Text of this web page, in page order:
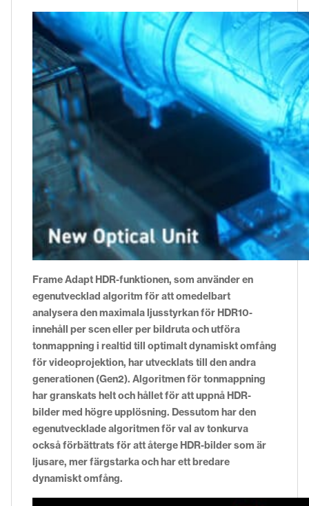
Frame Adapt HDR-funktionen, som använder en
egenutvecklad algoritm för att omedelbart
analysera den maximala ljusstyrkan för HDR10-
innehåll per scen eller per bildruta och utföra
tonmappning i realtid till optimalt dynamiskt omfång
för videoprojektion, har utvecklats till den andra
generationen (Gen2). Algoritmen för tonmappning
har granskats helt och hållet för att uppnå HDR-
bilder med högre upplösning. Dessutom har den
egenutvecklade algoritmen för val av tonkurva
också förbättrats för att återge HDR-bilder som är
ljusare, mer färgstarka och har ett bredare
dynamiskt omfång.